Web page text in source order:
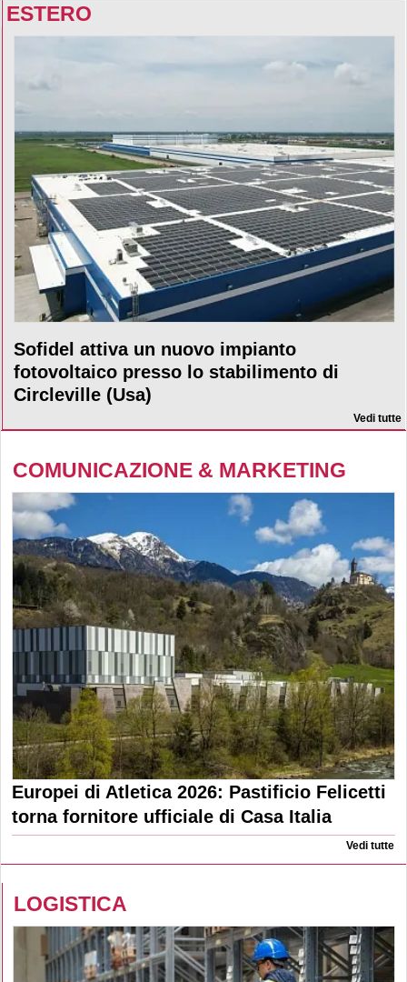
ESTERO
Sofidel attiva un nuovo impianto
fotovoltaico presso lo stabilimento di
Circleville (Usa)
Vedi tutte
COMUNICAZIONE & MARKETING
Europei di Atletica 2026: Pastificio Felicetti
torna fornitore ufficiale di Casa Italia
Vedi tutte
LOGISTICA